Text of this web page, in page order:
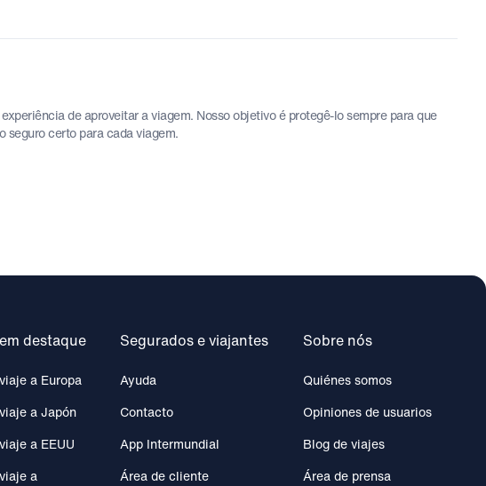
de aproveitar a viagem. Nosso objetivo é protegê-lo sempre para que
seguro certo para cada viagem.
destaque
a Europa
a Japón
a EEUU
a
Segurados e viajantes
Ayuda
Contacto
App Intermundial
Área de cliente
Sobre nós
Quiénes somos
Opiniones de usuarios
Blog de viajes
Área de prensa